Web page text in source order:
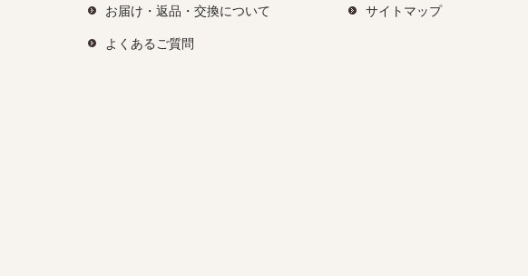
お届け・返品・交換について
よくあるご質問
サイトマップ